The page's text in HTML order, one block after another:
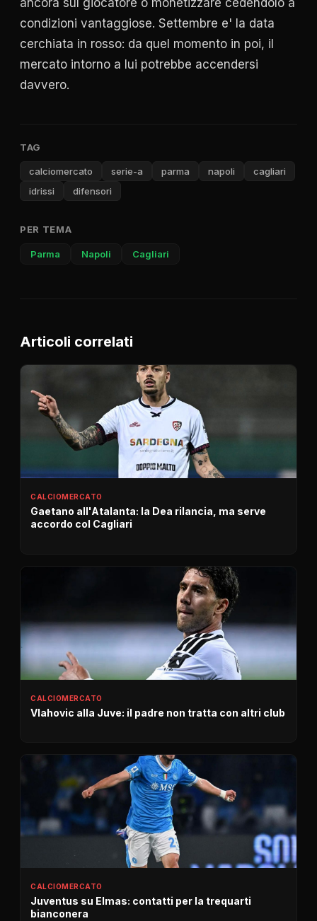
condizioni vantaggiose. Settembre e' la data
cerchiata in rosso: da quel momento in poi, il
mercato intorno a lui potrebbe accendersi
davvero.
TAG
calciomercato serie-a parma napoli
cagliari
idrissi
difensori
PER TEMA
Parma Napoli Cagliari
Articoli correlati
CALCIOMERCATO
Gaetano all'Atalanta: la Dea rilancia, ma serve
accordo col Cagliari
CALCIOMERCATO
Vlahovic alla Juve: il padre non tratta con altri club
CALCIOMERCATO
Juventus su Elmas: contatti per la trequarti
bianconera